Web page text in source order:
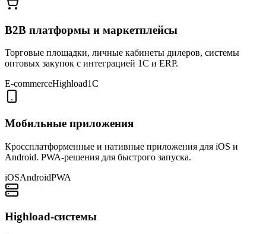
B2B платформы и маркетплейсы
Торговые площадки, личные кабинеты дилеров, системы
оптовых закупок с интеграцией 1С и ERP.
E-commerceHighload1С
Мобильные приложения
Кроссплатформенные и нативные приложения для iOS и
Android. PWA-решения для быстрого запуска.
iOSAndroidPWA
Highload-системы